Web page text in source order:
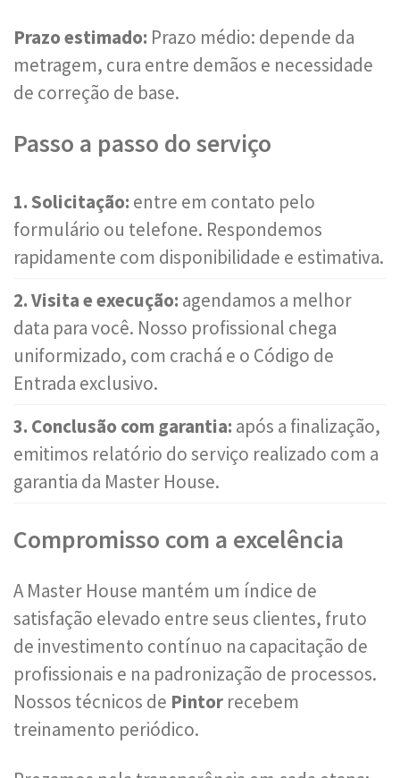
Prazo estimado: Prazo médio: depende da
metragem, cura entre demãos e necessidade
de correção de base.
Passo a passo do serviço
1. Solicitação: entre em contato pelo
formulário ou telefone. Respondemos
rapidamente com disponibilidade e estimativa.
2. Visita e execução: agendamos a melhor
data para você. Nosso profissional chega
uniformizado, com crachá e o Código de
Entrada exclusivo.
3. Conclusão com garantia: após a finalização,
emitimos relatório do serviço realizado com a
garantia da Master House.
Compromisso com a excelência
A Master House mantém um índice de
satisfação elevado entre seus clientes, fruto
de investimento contínuo na capacitação de
profissionais e na padronização de processos.
Nossos técnicos de Pintor recebem
treinamento periódico.